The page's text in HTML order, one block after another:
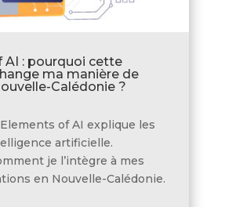
AI : pourquoi cette
ma manière de
Calédonie ?
of AI explique les
artificielle.
je l’intègre à mes
en Nouvelle-Calédonie.